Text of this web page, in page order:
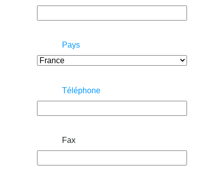
Pays
Téléphone
Fax